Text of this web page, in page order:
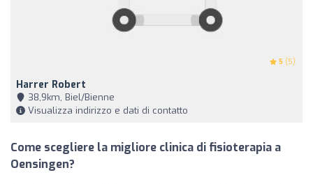
5 (5)
Harrer Robert
38,9km, Biel/Bienne
Visualizza indirizzo e dati di contatto
Come scegliere la migliore clinica di fisioterapia a
Oensingen?